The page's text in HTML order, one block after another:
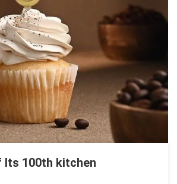
Its 100th kitchen